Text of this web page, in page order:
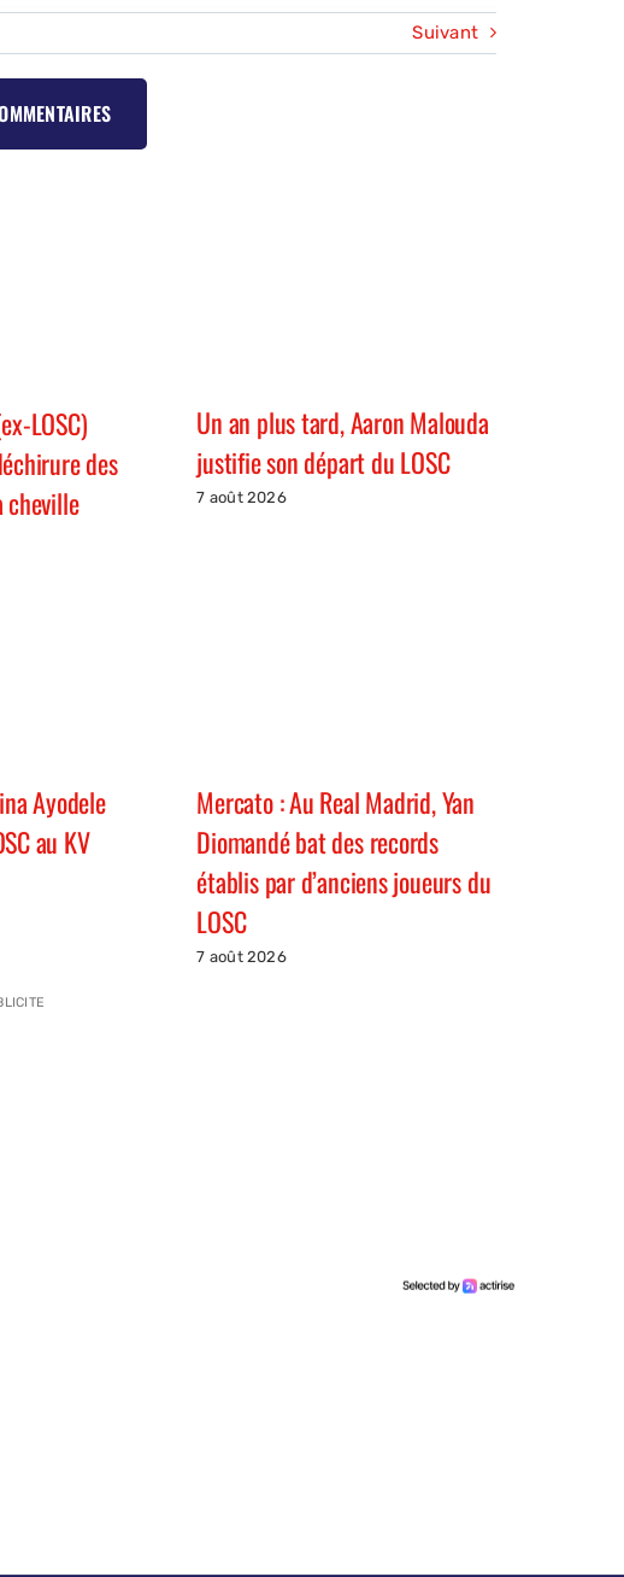
Suivant
LOSC)
des
cheville
Un an plus tard, Aaron Malouda
justifie son départ du LOSC
7 août 2026
Ayodele
au KV
Mercato : Au Real Madrid, Yan
Diomandé bat des records
établis par d’anciens joueurs du
LOSC
7 août 2026